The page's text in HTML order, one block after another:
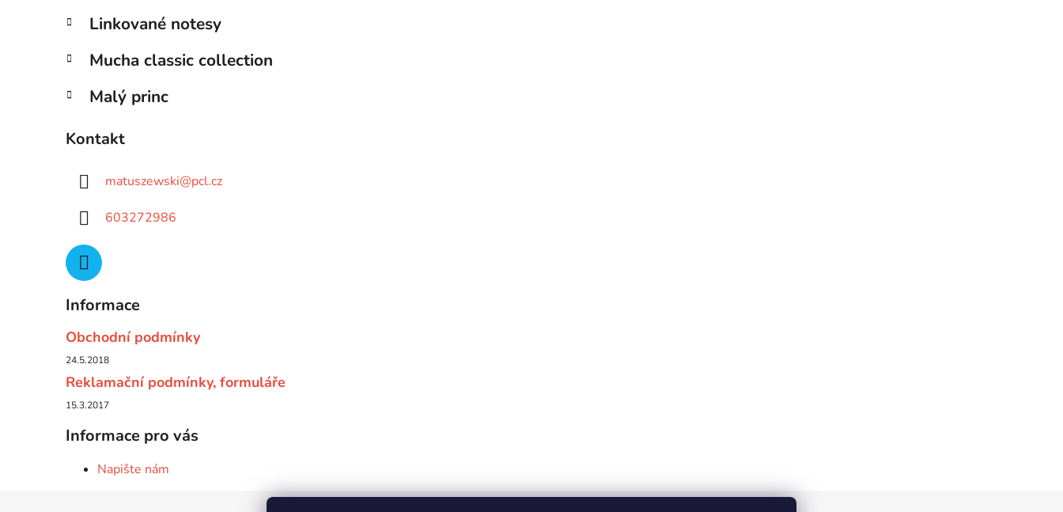
Linkované notesy
Mucha classic collection
Malý princ
Kontakt
matuszewski@pcl.cz
603272986
Informace
Obchodní podmínky
24.5.2018
Reklamační podmínky, formuláře
15.3.2017
Informace pro vás
Napište nám